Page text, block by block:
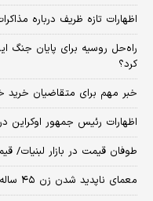
اظهارات تازه ظریف درباره
راه‌حل روسیه برای پایان جنگ
کرد؟
خبر مهم برای متقاضیان خرید خودرو/ این
اظهارات رئیس جمهور
طوفان قیمت در بازار
معمای ناپدید شدن زن ۴۵ ساله در تهران کشف شد+ جزئیات